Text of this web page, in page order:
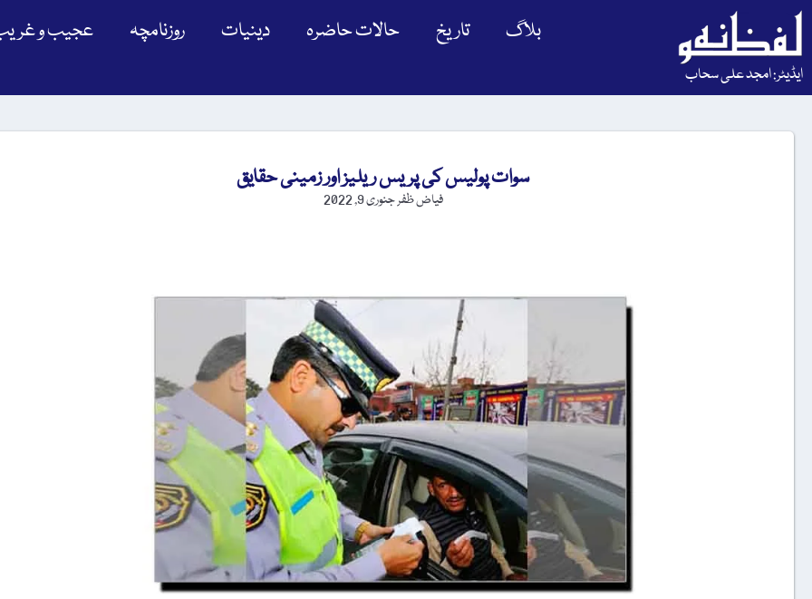
ایڈیٹر: امجد علی سحاب
بلاگ تاریخ حالات حاضرہ دینیات روزنامچہ عجیب و
سوات پولیس کی پریس ریلیز اور زمینی حقایق
فیاض ظفرجنوری 9, 2022